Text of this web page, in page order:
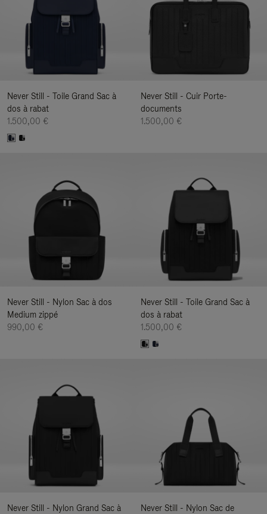
Never Still - Toile Grand Sac à
dos à rabat
1.500,00 €
Never Still - Cuir Porte-
documents
1.500,00 €
Never Still - Nylon Sac à dos
Medium zippé
990,00 €
Never Still - Toile Grand Sac à
dos à rabat
1.500,00 €
Never Still - Nylon Grand Sac à
Never Still - Nylon Sac de